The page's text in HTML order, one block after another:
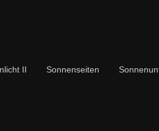
II Sonnenseiten